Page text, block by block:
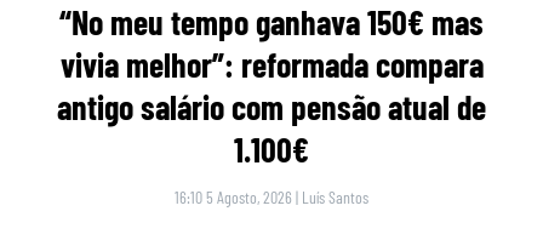
“No meu tempo ganhava 150€ mas
vivia melhor”: reformada compara
antigo salário com pensão atual de
1.100€
16:10 5 Agosto, 2026 | Luís Santos